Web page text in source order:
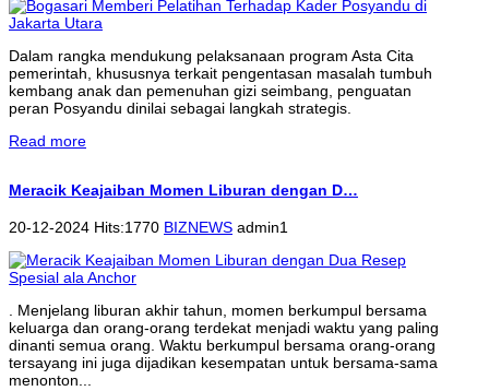
Dalam rangka mendukung pelaksanaan program Asta Cita
pemerintah, khususnya terkait pengentasan masalah tumbuh
kembang anak dan pemenuhan gizi seimbang, penguatan
peran Posyandu dinilai sebagai langkah strategis.
Read more
Meracik Keajaiban Momen Liburan dengan D…
20-12-2024 Hits:1770 BIZNEWS admin1
. Menjelang liburan akhir tahun, momen berkumpul bersama
keluarga dan orang-orang terdekat menjadi waktu yang paling
dinanti semua orang. Waktu berkumpul bersama orang-orang
tersayang ini juga dijadikan kesempatan untuk bersama-sama
menonton...